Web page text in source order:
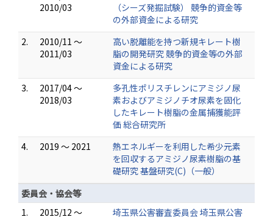
2010/03
（シーズ発掘試験） 競争的資金等
の外部資金による研究
2.
2010/11 ～
2011/03
高い脱離能を持つ新規キレート樹
脂の開発研究 競争的資金等の外部
資金による研究
3.
2017/04 ～
2018/03
多孔性ポリスチレンにアミジノ尿
素およびアミジノチオ尿素を固化
したキレート樹脂の金属捕獲能評
価 総合研究所
4.
2019 ～ 2021
熱エネルギーを利用した希少元素
を回収するアミジノ尿素樹脂の基
礎研究 基盤研究(C)（一般）
委員会・協会等
1.
2015/12 ～
埼玉県公害審査委員会 埼玉県公害